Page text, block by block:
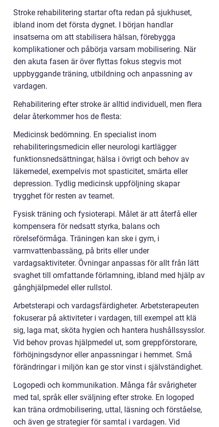
Stroke rehabilitering startar ofta redan på sjukhuset,
ibland inom det första dygnet. I början handlar
insatserna om att stabilisera hälsan, förebygga
komplikationer och påbörja varsam mobilisering. När
den akuta fasen är över flyttas fokus stegvis mot
uppbyggande träning, utbildning och anpassning av
vardagen.
Rehabilitering efter stroke är alltid individuell, men flera
delar återkommer hos de flesta:
Medicinsk bedömning. En specialist inom
rehabiliteringsmedicin eller neurologi kartlägger
funktionsnedsättningar, hälsa i övrigt och behov av
läkemedel, exempelvis mot spasticitet, smärta eller
depression. Tydlig medicinsk uppföljning skapar
trygghet för resten av teamet.
Fysisk träning och fysioterapi. Målet är att återfå eller
kompensera för nedsatt styrka, balans och
rörelseförmåga. Träningen kan ske i gym, i
varmvattenbassäng, på brits eller under
vardagsaktiviteter. Övningar anpassas för allt från lätt
svaghet till omfattande förlamning, ibland med hjälp av
gånghjälpmedel eller rullstol.
Arbetsterapi och vardagsfärdigheter. Arbetsterapeuten
fokuserar på aktiviteter i vardagen, till exempel att klä
sig, laga mat, sköta hygien och hantera hushållssysslor.
Vid behov provas hjälpmedel ut, som greppförstorare,
förhöjningsdynor eller anpassningar i hemmet. Små
förändringar i miljön kan ge stor vinst i självständighet.
Logopedi och kommunikation. Många får svårigheter
med tal, språk eller sväljning efter stroke. En logoped
kan träna ordmobilisering, uttal, läsning och förståelse,
och även ge strategier för samtal i vardagen. Vid